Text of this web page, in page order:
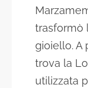
trasformò
gioiello. A
trova la
utilizzata